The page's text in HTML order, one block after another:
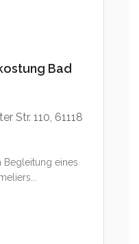
Bad
Str. 110, 61118
Begleitung eines